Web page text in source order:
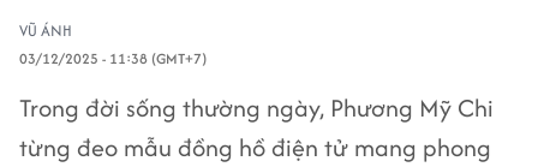
VŨ ÁNH
03/12/2025 - 11:38 (GMT+7)
Trong đời sống thường ngày, Phương Mỹ Chi
từng đeo mẫu đồng hồ điện tử mang phong